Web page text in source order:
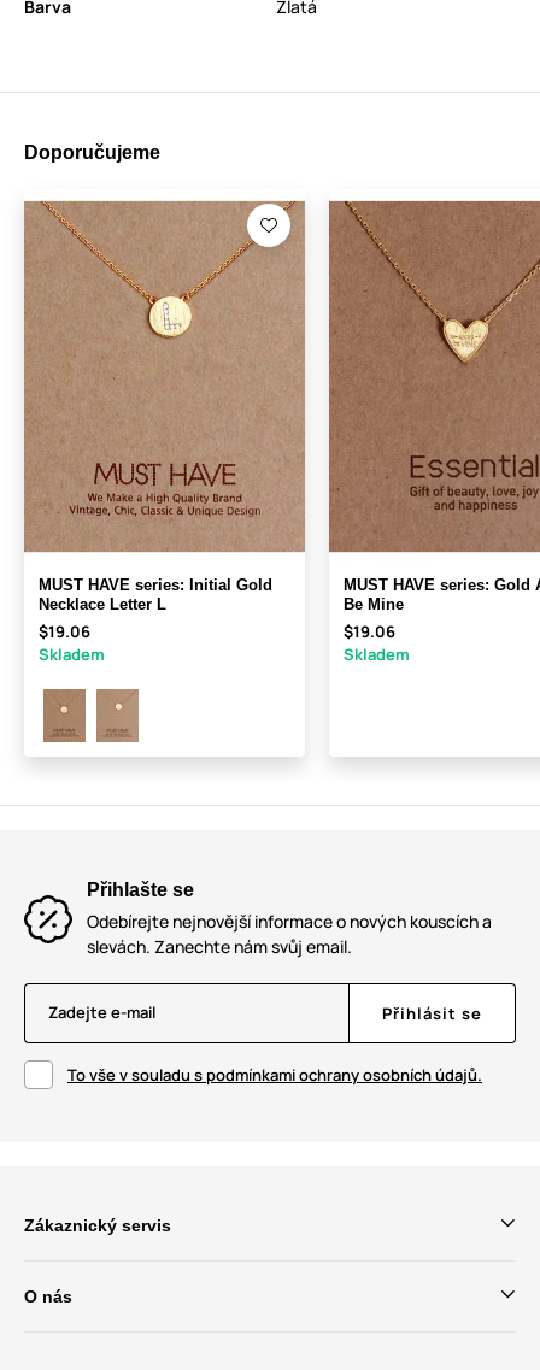
Barva Zlatá
Doporučujeme
MUST HAVE series: Initial Gold
Necklace Letter L
$19.06
Skladem
MUST HAVE series: Gold
Be Mine
$19.06
Skladem
Přihlašte se
Odebírejte nejnovější informace o nových kouscích a
slevách. Zanechte nám svůj email.
Zadejte e-mail Přihlásit se
To vše v souladu s podmínkami ochrany osobních údajů.
Zákaznický servis
O nás